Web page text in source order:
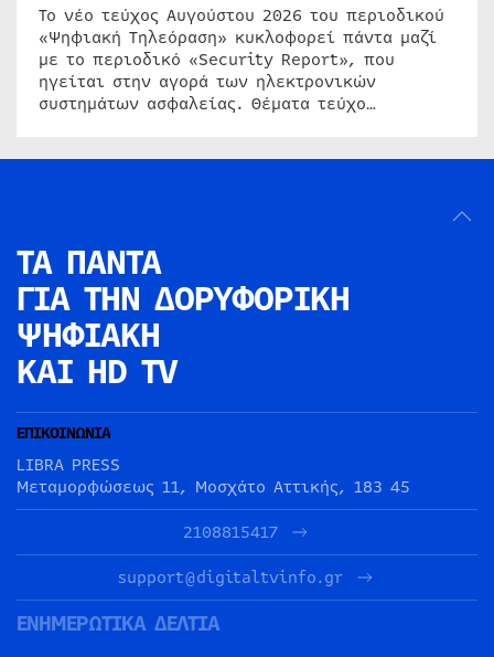
Το νέο τεύχος Αυγούστου 2026 του περιοδικού
«Ψηφιακή Τηλεόραση» κυκλοφορεί πάντα μαζί
με το περιοδικό «Security Report», που
ηγείται στην αγορά των ηλεκτρονικών
συστημάτων ασφαλείας. Θέματα τεύχο…
ΤΑ ΠΑΝΤΑ
ΓΙΑ ΤΗΝ ΔΟΡΥΦΟΡΙΚΗ
ΨΗΦΙΑΚΗ
ΚΑΙ HD TV
ΕΠΙΚΟΙΝΩΝΙΑ
LIBRA PRESS
Μεταμορφώσεως 11, Μοσχάτο Αττικής, 183 45
2108815417
support@digitaltvinfo.gr
ΕΝΗΜΕΡΩΤΙΚΑ ΔΕΛΤΙΑ